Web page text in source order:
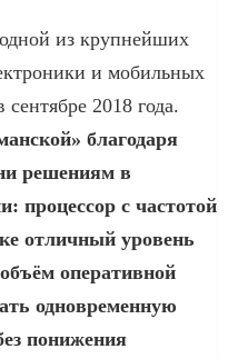
из крупнейших
и мобильных
2018 года.
благодаря
решениям в
процессор с частотой
отличный уровень
оперативной
одновременную
понижения